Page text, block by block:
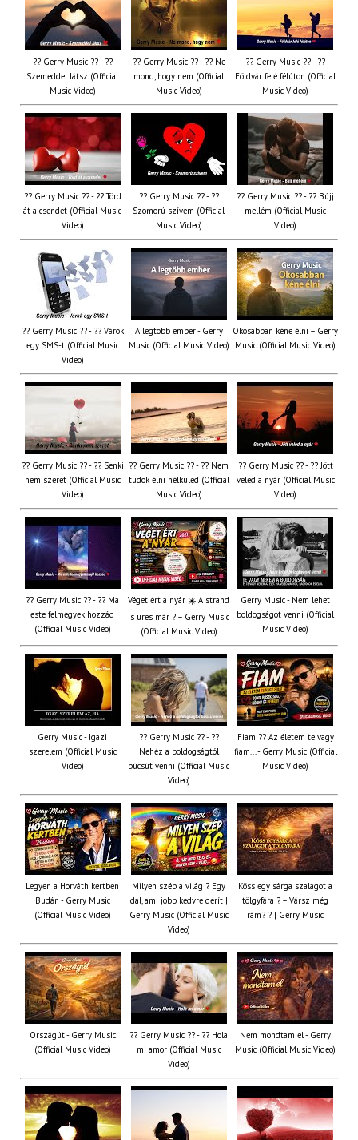
?? Gerry Music ?? - ??
Szemeddel látsz (Official
Music Video)
?? Gerry Music ?? - ?? Ne
mond, hogy nem (Official
Music Video)
?? Gerry Music ?? - ??
Földvár felé félúton (Official
Music Video)
?? Gerry Music ?? - ?? Törd
át a csendet (Official Music
Video)
?? Gerry Music ?? - ??
Szomorú szívem (Official
Music Video)
?? Gerry Music ?? - ?? Bújj
mellém (Official Music
Video)
?? Gerry Music ?? - ?? Várok
egy SMS-t (Official Music
Video)
A legtöbb ember - Gerry
Music (Official Music Video)
Okosabban kéne élni – Gerry
Music (Official Music Video)
?? Gerry Music ?? - ?? Senki
nem szeret (Official Music
Video)
?? Gerry Music ?? - ?? Nem
tudok élni nélküled (Official
Music Video)
?? Gerry Music ?? - ?? Jött
veled a nyár (Official Music
Video)
?? Gerry Music ?? - ?? Ma
este felmegyek hozzád
(Official Music Video)
Véget ért a nyár ☀️ A strand
is üres már ? – Gerry Music
(Official Music Video)
Gerry Music - Nem lehet
boldogságot venni (Official
Music Video)
Gerry Music - Igazi
szerelem (Official Music
Video)
?? Gerry Music ?? - ??
Nehéz a boldogságtól
búcsút venni (Official Music
Video)
Fiam ?‍? Az életem te vagy
fiam... - Gerry Music (Official
Music Video)
Legyen a Horváth kertben
Budán - Gerry Music
(Official Music Video)
Milyen szép a világ ? Egy
dal, ami jobb kedvre derít |
Gerry Music (Official Music
Video)
Köss egy sárga szalagot a
tölgyfára ?️ – Vársz még
rám? ? | Gerry Music
Országút - Gerry Music
(Official Music Video)
?? Gerry Music ?? - ?? Hola
mi amor (Official Music
Video)
Nem mondtam el - Gerry
Music (Official Music Video)